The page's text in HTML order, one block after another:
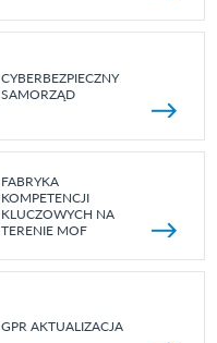
CYBERBEZPIECZNY
SAMORZĄD
FABRYKA
KOMPETENCJI
KLUCZOWYCH NA
TERENIE MOF
GPR AKTUALIZACJA